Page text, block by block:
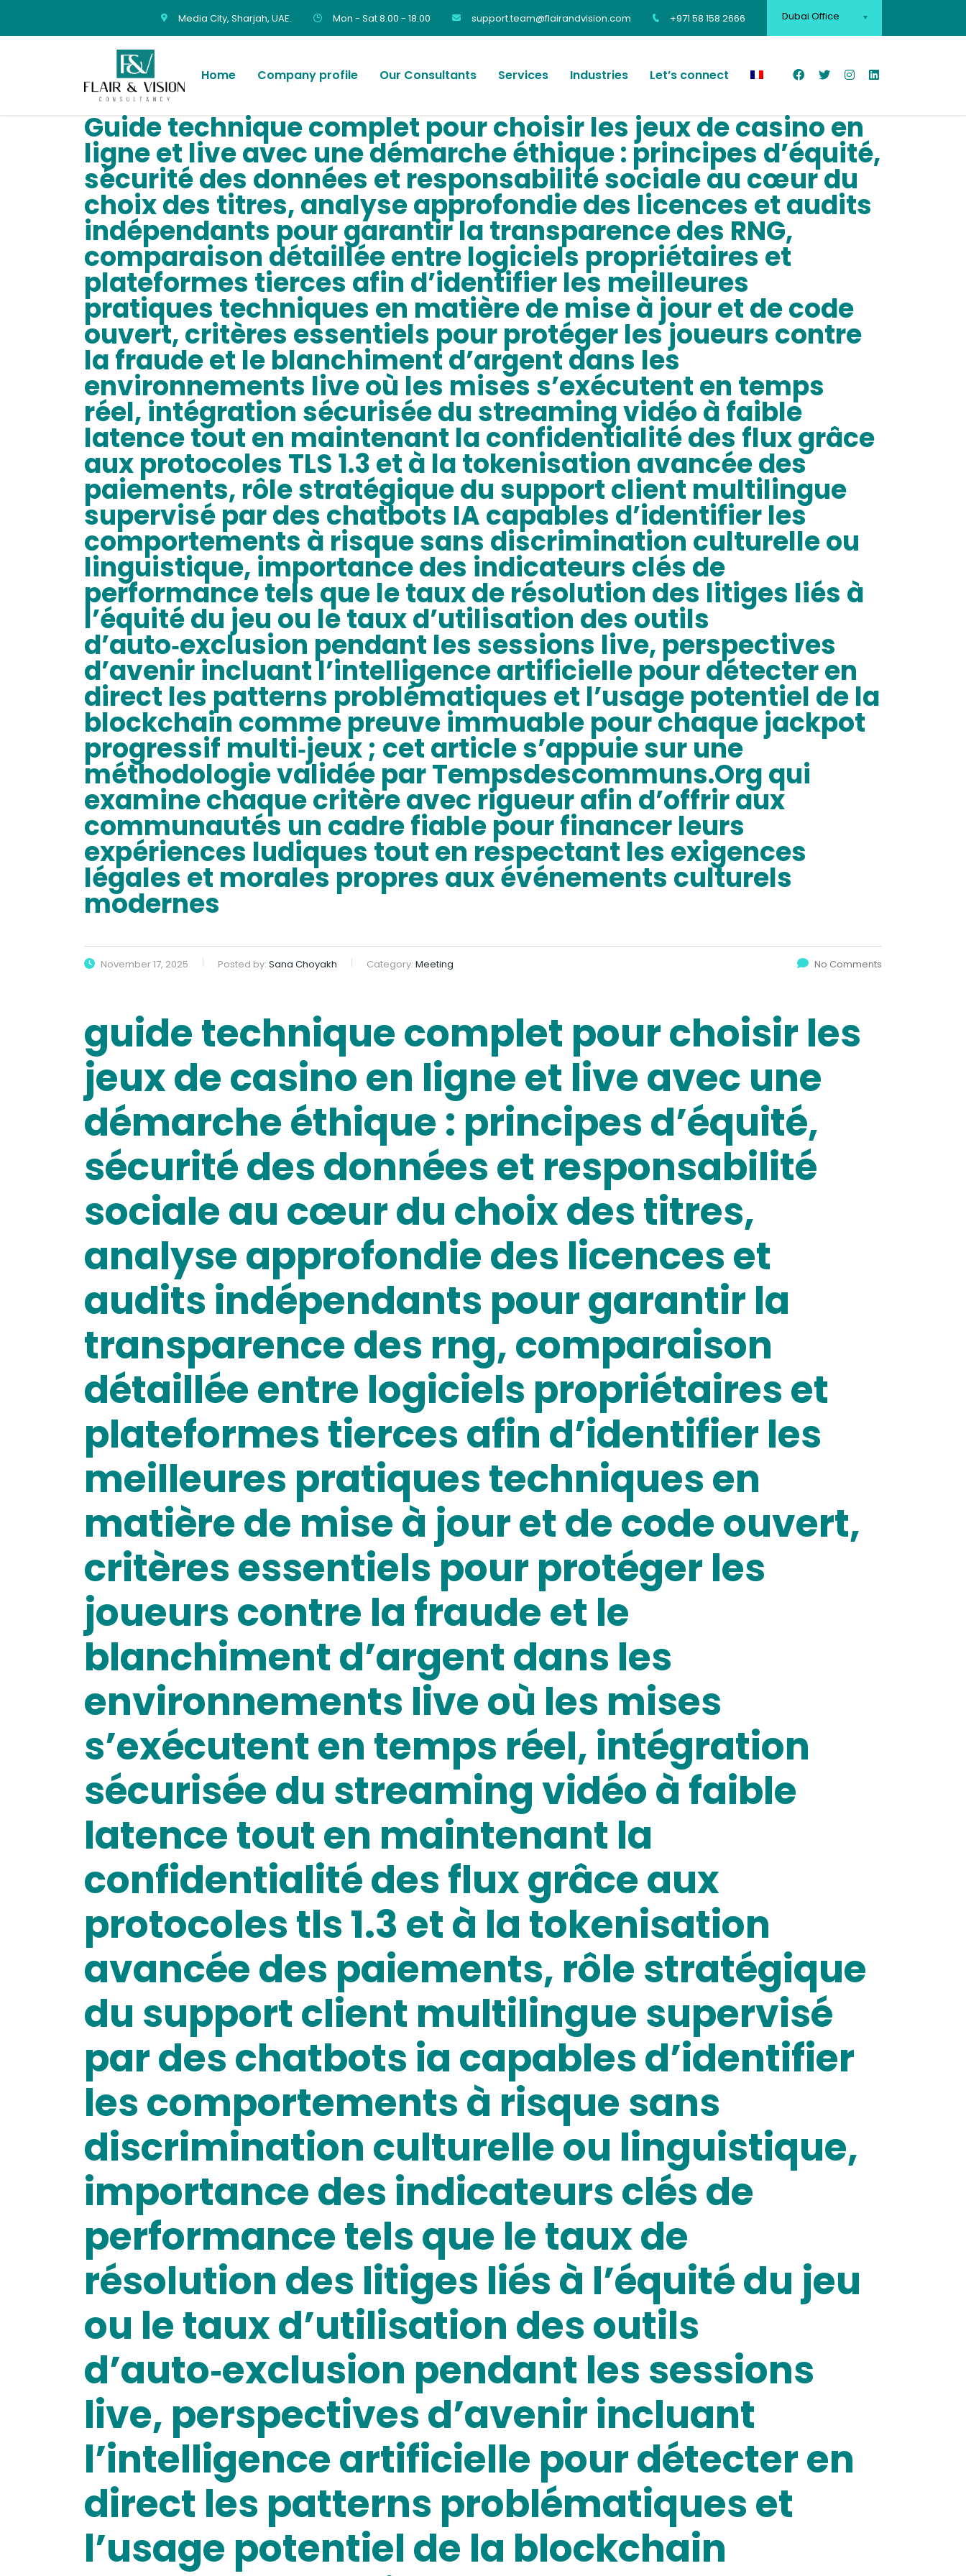
Dubai Office
Media City, Sharjah, UAE. Mon - Sat 8.00 - 18.00 support.team@flairandvision.com +971 58 158 2666
Home Company profile Our Consultants Services Industries Let’s connect
Guide technique complet pour choisir les jeux de casino en
ligne et live avec une démarche éthique : principes d’équité,
sécurité des données et responsabilité sociale au cœur du
choix des titres, analyse approfondie des licences et audits
indépendants pour garantir la transparence des RNG,
comparaison détaillée entre logiciels propriétaires et
plateformes tierces afin d’identifier les meilleures
pratiques techniques en matière de mise à jour et de code
ouvert, critères essentiels pour protéger les joueurs contre
la fraude et le blanchiment d’argent dans les
environnements live où les mises s’exécutent en temps
réel, intégration sécurisée du streaming vidéo à faible
latence tout en maintenant la confidentialité des flux grâce
aux protocoles TLS 1.3 et à la tokenisation avancée des
paiements, rôle stratégique du support client multilingue
supervisé par des chatbots IA capables d’identifier les
comportements à risque sans discrimination culturelle ou
linguistique, importance des indicateurs clés de
performance tels que le taux de résolution des litiges liés à
l’équité du jeu ou le taux d’utilisation des outils
d’auto‑exclusion pendant les sessions live, perspectives
d’avenir incluant l’intelligence artificielle pour détecter en
direct les patterns problématiques et l’usage potentiel de la
blockchain comme preuve immuable pour chaque jackpot
progressif multi‑jeux ; cet article s’appuie sur une
méthodologie validée par Tempsdescommuns.Org qui
examine chaque critère avec rigueur afin d’offrir aux
communautés un cadre fiable pour financer leurs
expériences ludiques tout en respectant les exigences
légales et morales propres aux événements culturels
modernes
November 17, 2025 Posted by: Sana Choyakh Category: Meeting No Comments
guide technique complet pour choisir les
jeux de casino en ligne et live avec une
démarche éthique : principes d’équité,
sécurité des données et responsabilité
sociale au cœur du choix des titres,
analyse approfondie des licences et
audits indépendants pour garantir la
transparence des rng, comparaison
détaillée entre logiciels propriétaires et
plateformes tierces afin d’identifier les
meilleures pratiques techniques en
matière de mise à jour et de code ouvert,
critères essentiels pour protéger les
joueurs contre la fraude et le
blanchiment d’argent dans les
environnements live où les mises
s’exécutent en temps réel, intégration
sécurisée du streaming vidéo à faible
latence tout en maintenant la
confidentialité des flux grâce aux
protocoles tls 1.3 et à la tokenisation
avancée des paiements, rôle stratégique
du support client multilingue supervisé
par des chatbots ia capables d’identifier
les comportements à risque sans
discrimination culturelle ou linguistique,
importance des indicateurs clés de
performance tels que le taux de
résolution des litiges liés à l’équité du jeu
ou le taux d’utilisation des outils
d’auto‑exclusion pendant les sessions
live, perspectives d’avenir incluant
l’intelligence artificielle pour détecter en
direct les patterns problématiques et
l’usage potentiel de la blockchain